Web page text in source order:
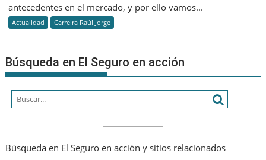
antecedentes en el mercado, y por ello vamos...
Actualidad Carreira Raúl Jorge
Búsqueda en El Seguro en acción
Búsqueda en El Seguro en acción y sitios relacionados